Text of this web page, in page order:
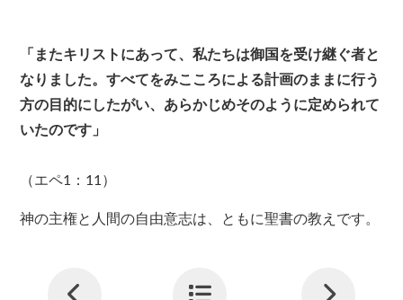
「またキリストにあって、私たちは御国を受け継ぐ者と
なりました。すべてをみこころによる計画のままに行う
方の目的にしたがい、あらかじめそのように定められて
いたのです」
（エペ1：11）
神の主権と人間の自由意志は、ともに聖書の教えです。